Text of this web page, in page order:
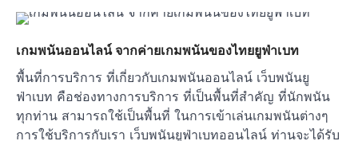
เกมพนันออนไลน์ จากค่ายเกมพนันของไทยยูฟ่าเบท
พื้นที่การบริการ ที่เกี่ยวกับเกมพนันออนไลน์ เว็บพนันยู
ฟ่าเบท คือช่องทางการบริการ ที่เป็นพื้นที่สำคัญ ที่นักพนัน
ทุกท่าน สามารถใช้เป็นพื้นที่ ในการเข้าเล่นเกมพนันต่างๆ
การใช้บริการกับเรา เว็บพนันยูฟ่าเบทออนไลน์ ท่านจะได้รับ